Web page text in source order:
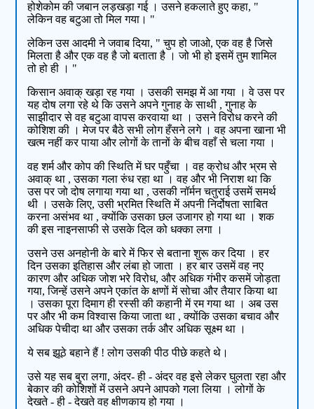
होशेकोम की जबान लड़खड़ा गई । उसने हकलाते हुए कहा, "
लेकिन वह बटुआ तो मिल गया। "
लेकिन उस आदमी ने जवाब दिया, " चुप हो जाओ, एक वह है जिसे
मिलता है और एक वह है जो बताता है । जो भी हो इसमें तुम शामिल
तो हो ही । "
किसान अवाक् खड़ा रह गया । उसकी समझ में आ गया । वे उस पर
यह दोष लगा रहे थे कि उसने अपने गुनाह के साथी , गुनाह के
साझीदार से वह बटुआ वापस करवाया था । उसने विरोध करने की
कोशिश की । मेज पर बैठे सभी लोग हँसने लगे । वह अपना खाना भी
खत्म नहीं कर पाया और लोगों के तानों के बीच वहाँ से चला गया ।
वह शर्म और कोप की स्थिति में घर पहुँचा । वह क्रोध और भ्रम से
अवाक् था , उसका गला रुंध रहा था । वह और भी निराश था कि
उस पर जो दोष लगाया गया था , उसकी नॉर्मन चतुराई उसमें समर्थ
थी । उसके लिए, उसी भ्रमित स्थिति में अपनी निर्दोषता साबित
करना असंभव था , क्योंकि उसका छल उजागर हो गया था । शक
की इस नाइनसाफी से उसके दिल को धक्का लगा ।
उसने उस अनहोनी के बारे में फिर से बताना शुरू कर दिया । हर
दिन उसका इतिहास और लंबा हो जाता । हर बार उसमें वह नए
कारण और अधिक जोश भरे विरोध, और अधिक गंभीर कसमें जोड़ता
गया, जिन्हें उसने अपने एकांत के क्षणों में सोचा और तैयार किया था
। उसका पूरा दिमाग ही रस्सी की कहानी में रम गया था । अब उस
पर और भी कम विश्वास किया जाता था , क्योंकि उसका बचाव और
अधिक पेचीदा था और उसका तर्क और अधिक सूक्ष्म था ।
ये सब झूठे बहाने हैं ! लोग उसकी पीठ पीछे कहते थे।
उसे यह सब बुरा लगा, अंदर- ही - अंदर वह इसे लेकर घुलता रहा और
बेकार की कोशिशों में उसने अपने आपको गला लिया । लोगों के
देखते - ही - देखते वह क्षीणकाय हो गया ।